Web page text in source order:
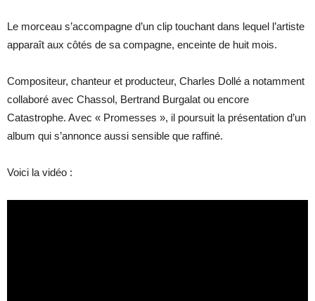
Le morceau s’accompagne d’un clip touchant dans lequel l’artiste
apparaît aux côtés de sa compagne, enceinte de huit mois.
Compositeur, chanteur et producteur, Charles Dollé a notamment
collaboré avec Chassol, Bertrand Burgalat ou encore
Catastrophe. Avec « Promesses », il poursuit la présentation d’un
album qui s’annonce aussi sensible que raffiné.
Voici la vidéo :